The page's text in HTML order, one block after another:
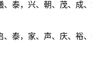
，兴、朝、茂、成
、泰，家、声、庆、裕